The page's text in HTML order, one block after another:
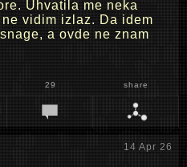
Uhvatila me neka
vidim izlaz. Da idem
a ovde ne znam
29 share
14 Apr 26